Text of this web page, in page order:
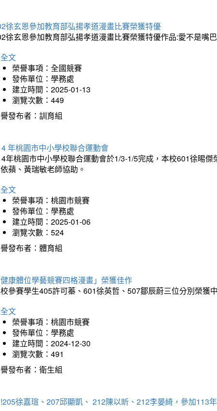
徐玄恩參加教育部弘揚孝道漫畫比賽榮獲特優
徐玄恩參加教育部弘揚孝道漫畫比賽榮獲特優作品:愛不是嘴
文
榮譽事項：全國競賽
發佈單位：學務處
建立時間：2025-01-13
瀏覽次數：449
發布者：訓育組
年桃園市中小學校聯合運動會
年桃園市中小學校聯合運動會於1/3-1/5完成，本校601徐晹
蘋、黃瑞敏老師協助。
文
榮譽事項：桃園市競賽
發佈單位：學務處
建立時間：2025-01-06
瀏覽次數：524
發布者：體育組
康體位學藝競賽四格漫畫」榮獲佳作
參賽學生405許可蓁、601徐英哲、507鄒辰蔚三位分別榮獲
文
榮譽事項：桃園市競賽
發佈單位：學務處
建立時間：2024-12-30
瀏覽次數：491
發布者：衛生組
徐嘉瑄、207邱顯凱、 212陳以昕、212李晏綺，參加113